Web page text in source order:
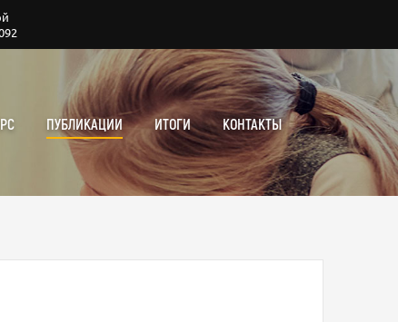
ПУБЛИКАЦИИ ИТОГИ КОНТАКТЫ